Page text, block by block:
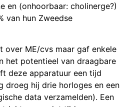
en (onhoorbaar: cholinerge?)
van hun Zweedse
over ME/cvs maar gaf enkele
het potentieel van draagbare
deze apparatuur een tijd
droeg hij drie horloges en een
data verzamelden). Een